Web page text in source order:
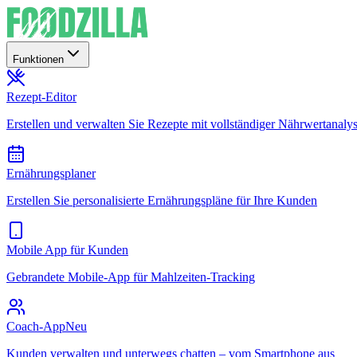
Funktionen
Rezept-Editor
Erstellen und verwalten Sie Rezepte mit vollständiger
Ernährungsplaner
Erstellen Sie personalisierte Ernährungspläne für Ihre Kunden
Mobile App für Kunden
Gebrandete Mobile-App für Mahlzeiten-Tracking
Coach-AppNeu
Kunden verwalten und unterwegs chatten – vom Smartphone aus